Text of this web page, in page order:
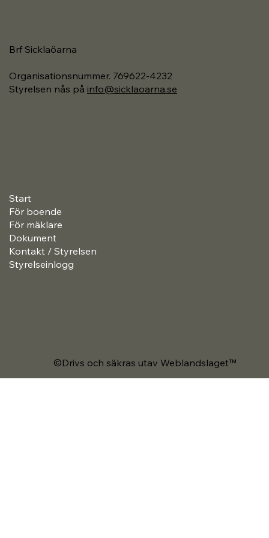
Brf Sicklaöarna
Organisationsnummer. 769622-4232
Styrelsen nås på info@sicklaoarna.se
Start
För boende
För mäklare
Dokument
Kontakt / Styrelsen
Styrelseinlogg
©Drivs och säkras utav Weblandslaget™